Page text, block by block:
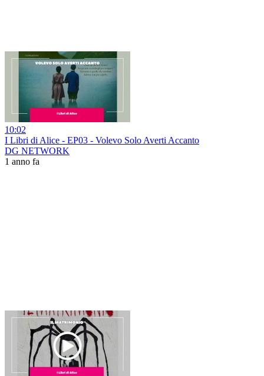
10:02
I Libri di Alice - EP03 - Volevo Solo Averti Accanto
DG NETWORK
1 anno fa